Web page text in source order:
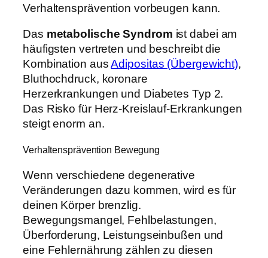
Verhaltensprävention vorbeugen kann.
Das metabolische Syndrom ist dabei am
häufigsten vertreten und beschreibt die
Kombination ausAdipositas (Übergewicht),
Bluthochdruck, koronare
Herzerkrankungen und Diabetes Typ 2.
Das Risko für Herz-Kreislauf-Erkrankungen
steigt enorm an.
Verhaltensprävention Bewegung
Wenn verschiedene degenerative
Veränderungen dazu kommen, wird es für
deinen Körper brenzlig.
Bewegungsmangel, Fehlbelastungen,
Überforderung, Leistungseinbußen und
eine Fehlernährung zählen zu diesen